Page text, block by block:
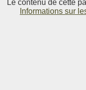
Le contenu de cette
Informations sur